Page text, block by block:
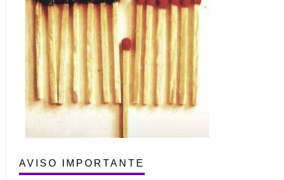
AVISO IMPORTANTE